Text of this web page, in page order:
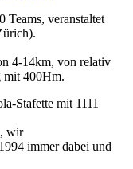
veranstaltet
4-14km, von relativ
mit 400Hm.
Stafette mit 1111
wir
immer dabei und